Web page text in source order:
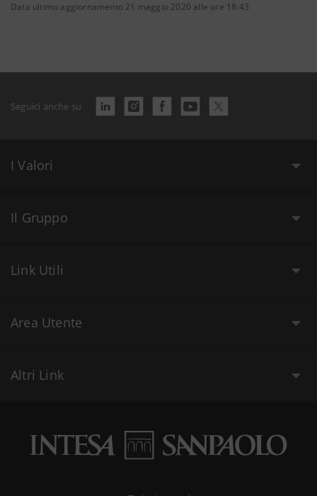
Data ultimo aggiornamento 21 maggio 2020 alle ore 18:43
Seguici anche su
I Valori
Il Gruppo
Link Utili
Area Utente
Altri Link